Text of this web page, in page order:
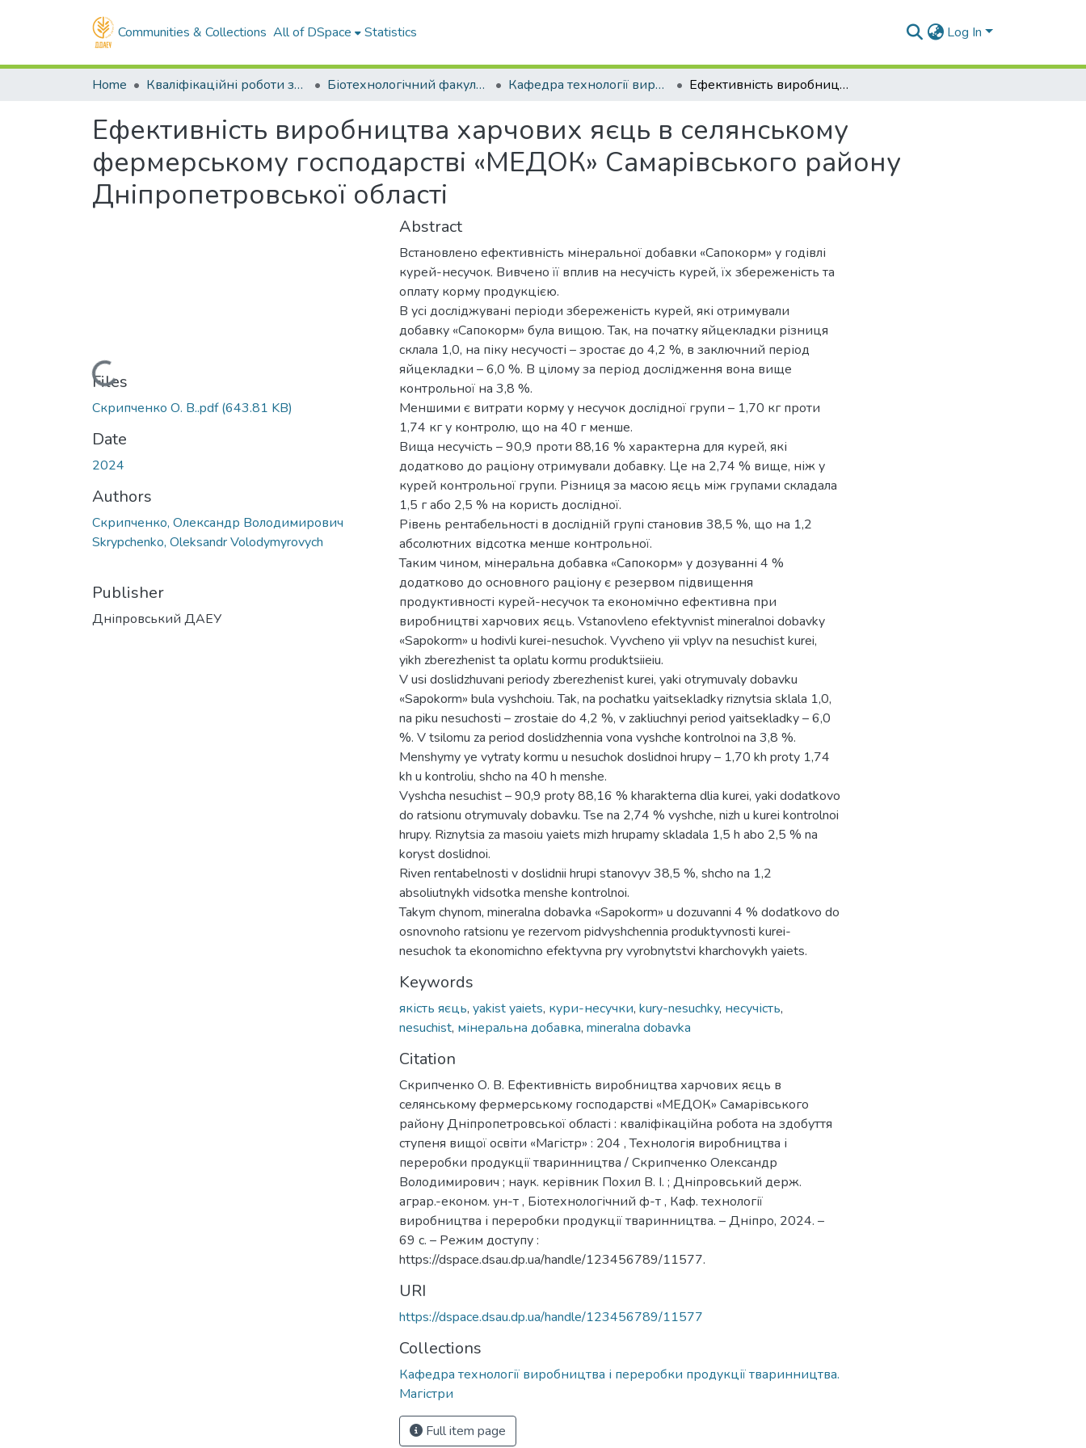
Communities & Collections All of DSpace Statistics Log In
Home Кваліфікаційні роботи здобувачів вищої освіти Біотехнологічний факультет Кафедра технології виробництва і переробки продукції тваринництва. Магістри Ефективність виробництва харчових яєць в селянському фермерському господарстві «МЕДОК» Самарівського району Дніпропетровської області
Ефективність виробництва харчових яєць в селянському
фермерському господарстві «МЕДОК» Самарівського району
Дніпропетровської області
Loading...
Files
Скрипченко О. В..pdf(643.81 KB)
Date
2024
Authors
Скрипченко, Олександр Володимирович
Skrypchenko, Oleksandr Volodymyrovych
Publisher
Дніпровський ДАЕУ
Abstract
Встановлено ефективність мінеральної добавки «Сапокорм» у годівлі
курей-несучок. Вивчено її вплив на несучість курей, їх збереженість та
оплату корму продукцією.
В усі досліджувані періоди збереженість курей, які отримували
добавку «Сапокорм» була вищою. Так, на початку яйцекладки різниця
склала 1,0, на піку несучості – зростає до 4,2 %, в заключний період
яйцекладки – 6,0 %. В цілому за період дослідження вона вище
контрольної на 3,8 %.
Меншими є витрати корму у несучок дослідної групи – 1,70 кг проти
1,74 кг у контролю, що на 40 г менше.
Вища несучість – 90,9 проти 88,16 % характерна для курей, які
додатково до раціону отримували добавку. Це на 2,74 % вище, ніж у
курей контрольної групи. Різниця за масою яєць між групами складала
1,5 г або 2,5 % на користь дослідної.
Рівень рентабельності в дослідній групі становив 38,5 %, що на 1,2
абсолютних відсотка менше контрольної.
Таким чином, мінеральна добавка «Сапокорм» у дозуванні 4 %
додатково до основного раціону є резервом підвищення
продуктивності курей-несучок та економічно ефективна при
виробництві харчових яєць. Vstanovleno efektyvnist mineralnoi dobavky
«Sapokorm» u hodivli kurei-nesuchok. Vyvcheno yii vplyv na nesuchist kurei,
yikh zberezhenist ta oplatu kormu produktsiieiu.
V usi doslidzhuvani periody zberezhenist kurei, yaki otrymuvaly dobavku
«Sapokorm» bula vyshchoiu. Tak, na pochatku yaitsekladky riznytsia sklala 1,0,
na piku nesuchosti – zrostaie do 4,2 %, v zakliuchnyi period yaitsekladky – 6,0
%. V tsilomu za period doslidzhennia vona vyshche kontrolnoi na 3,8 %.
Menshymy ye vytraty kormu u nesuchok doslidnoi hrupy – 1,70 kh proty 1,74
kh u kontroliu, shcho na 40 h menshe.
Vyshcha nesuchist – 90,9 proty 88,16 % kharakterna dlia kurei, yaki dodatkovo
do ratsionu otrymuvaly dobavku. Tse na 2,74 % vyshche, nizh u kurei kontrolnoi
hrupy. Riznytsia za masoiu yaiets mizh hrupamy skladala 1,5 h abo 2,5 % na
koryst doslidnoi.
Riven rentabelnosti v doslidnii hrupi stanovyv 38,5 %, shcho na 1,2
absoliutnykh vidsotka menshe kontrolnoi.
Takym chynom, mineralna dobavka «Sapokorm» u dozuvanni 4 % dodatkovo do
osnovnoho ratsionu ye rezervom pidvyshchennia produktyvnosti kurei-
nesuchok ta ekonomichno efektyvna pry vyrobnytstvi kharchovykh yaiets.
Keywords
якість яєць, yakist yaiets, кури-несучки, kury-nesuchky, несучість,
nesuchist, мінеральна добавка, mineralna dobavka
Citation
Скрипченко О. В. Ефективність виробництва харчових яєць в
селянському фермерському господарстві «МЕДОК» Самарівського
району Дніпропетровської області : кваліфікаційна робота на здобуття
ступеня вищої освіти «Магістр» : 204 , Технологія виробництва і
переробки продукції тваринництва / Скрипченко Олександр
Володимирович ; наук. керівник Похил В. І. ; Дніпровський держ.
аграр.-економ. ун-т , Біотехнологічний ф-т , Каф. технології
виробництва і переробки продукції тваринництва. – Дніпро, 2024. –
69 с. – Режим доступу :
https://dspace.dsau.dp.ua/handle/123456789/11577.
URI
https://dspace.dsau.dp.ua/handle/123456789/11577
Collections
Кафедра технології виробництва і переробки продукції тваринництва.
Магістри
Full item page